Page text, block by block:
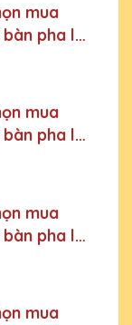
mua
pha lê
mua
pha lê
mua
pha lê
mua